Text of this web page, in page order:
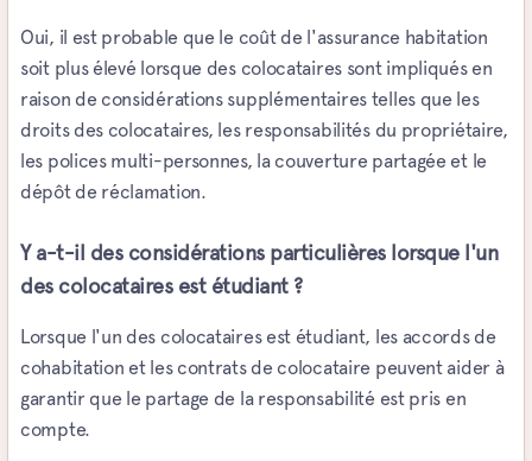
Oui, il est probable que le coût de l'assurance habitation
soit plus élevé lorsque des colocataires sont impliqués en
raison de considérations supplémentaires telles que les
droits des colocataires, les responsabilités du propriétaire,
les polices multi-personnes, la couverture partagée et le
dépôt de réclamation.
Y a-t-il des considérations particulières lorsque l'un
des colocataires est étudiant ?
Lorsque l'un des colocataires est étudiant, les accords de
cohabitation et les contrats de colocataire peuvent aider à
garantir que le partage de la responsabilité est pris en
compte.